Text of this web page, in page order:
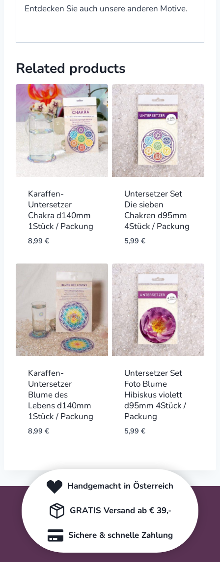
Entdecken Sie auch unsere anderen Motive.
Related products
Karaffen-
Untersetzer
Chakra d140mm
1Stück / Packung
8,99 €
Untersetzer Set
Die sieben
Chakren d95mm
4Stück / Packung
5,99 €
Karaffen-
Untersetzer
Blume des
Lebens d140mm
1Stück / Packung
8,99 €
Untersetzer Set
Foto Blume
Hibiskus violett
d95mm 4Stück /
Packung
5,99 €
Handgemacht in Österreich
GRATIS Versand ab € 39,-
Sichere & schnelle Zahlung